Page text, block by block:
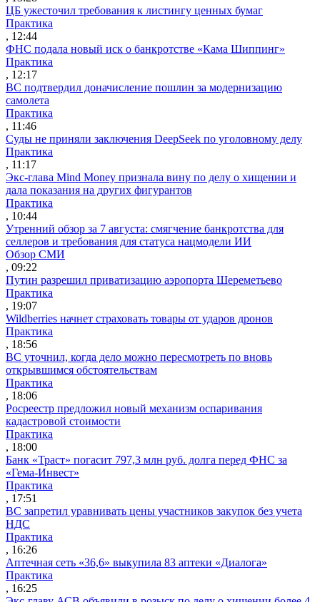
ЦБ ужесточил требования к листингу ценных бумаг
Практика
, 12:44
ФНС подала новый иск о банкротстве «Кама Шиппинг»
Практика
, 12:17
ВС подтвердил доначисление пошлин за модернизацию
самолета
Практика
, 11:46
Суды не приняли заключения DeepSeek по уголовному делу
Практика
, 11:17
Экс-глава Mind Money признала вину по делу о хищении и
дала показания на других фигурантов
Практика
, 10:44
Утренний обзор за 7 августа: смягчение банкротства для
селлеров и требования для статуса нацмодели ИИ
Обзор СМИ
, 09:22
Путин разрешил приватизацию аэропорта Шереметьево
Практика
, 19:07
Wildberries начнет страховать товары от ударов дронов
Практика
, 18:56
ВС уточнил, когда дело можно пересмотреть по вновь
открывшимся обстоятельствам
Практика
, 18:06
Росреестр предложил новый механизм оспаривания
кадастровой стоимости
Практика
, 18:00
Банк «Траст» погасит 797,3 млн руб. долга перед ФНС за
«Гема-Инвест»
Практика
, 17:51
ВС запретил уравнивать цены участников закупок без учета
НДС
Практика
, 16:26
Аптечная сеть «36,6» выкупила 83 аптеки «Диалога»
Практика
, 16:25